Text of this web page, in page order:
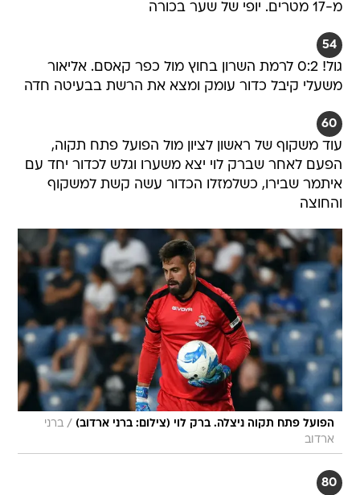
מ-17 מטרים. יופי של שער בכורה
54
גול! 0:2 לרמת השרון בחוץ מול כפר קאסם. אליאור
משעלי קיבל כדור עומק ומצא את הרשת בבעיטה חדה
60
עוד משקוף של ראשון לציון מול הפועל פתח תקוה,
הפעם לאחר שברק לוי יצא משערו וגלש לכדור יחד עם
איתמר שבירו, כשלמזלו הכדור עשה קשת למשקוף
והחוצה
הפועל פתח תקוה ניצלה. ברק לוי (צילום: ברני ארדוב) / ברני
ארדוב
80